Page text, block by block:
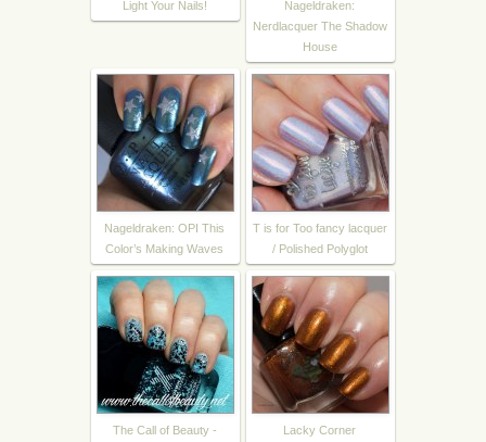
Light Your Nails!
Nageldraken:
Nerdlacquer The Shadow
House
Nageldraken: OPI This
Color’s Making Waves
T is for Too fancy lacquer
/ Polished Polyglot
The Call of Beauty -
Lacky Corner